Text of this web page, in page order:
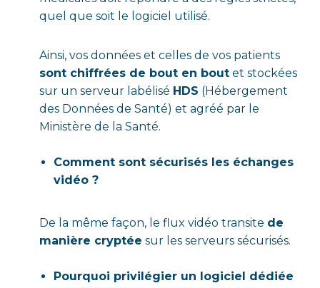
quel que soit le logiciel utilisé.
Ainsi, vos données et celles de vos patients
sont chiffrées de bout en bout et stockées
sur un serveur labélisé HDS (Hébergement
des Données de Santé) et agréé par le
Ministère de la Santé.
Comment sont sécurisés les échanges
vidéo ?
De la même façon, le flux vidéo transite de
manière cryptée sur les serveurs sécurisés.
Pourquoi privilégier un logiciel dédiée